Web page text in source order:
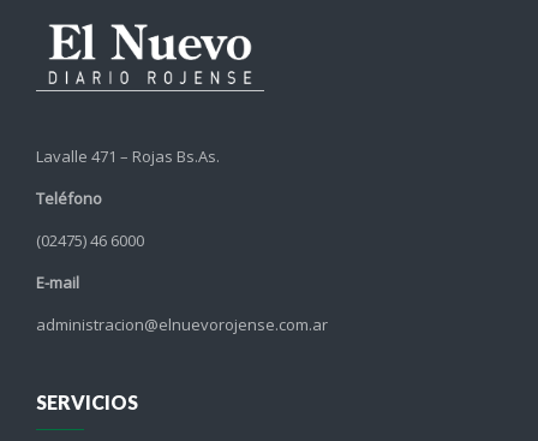
Lavalle 471 – Rojas Bs.As.
Teléfono
(02475) 46 6000
E-mail
administracion@elnuevorojense.com.ar
SERVICIOS